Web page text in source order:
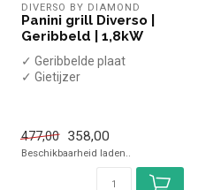
DIVERSO BY DIAMOND
Panini grill Diverso |
Geribbeld | 1,8kW
✓ Geribbelde plaat
✓ Gietijzer
477,00
358,00
Beschikbaarheid laden..